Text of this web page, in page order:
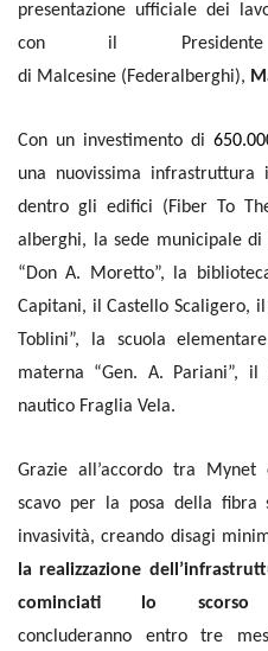
presentazione ufficiale dei
con
i l
di Malcesine (Federalberghi),
Con uninvestimento di
una nuovissima
dentro gli edifici (Fiber To
alberghi, lasede municipale di
“Don A. Moretto”,
la
Capitani, ilCastello Scaligero,
Toblini”,
la scuola
materna “Gen. A. Pariani”, il
nautico Fraglia Vela.
Grazie all’accordo tra Mynet
scavo per la posa della fibra
invasività, creando disagi
la realizzazione dell’
cominciat i lo scorso
concluderanno entrotre